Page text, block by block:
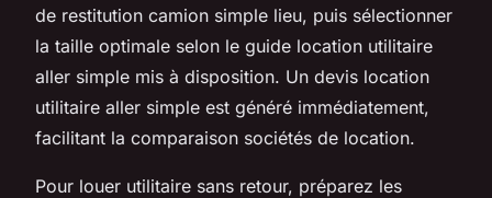
de restitution camion simple lieu, puis sélectionner
la taille optimale selon le guide location utilitaire
aller simple mis à disposition. Un devis location
utilitaire aller simple est généré immédiatement,
facilitant la comparaison sociétés de location.
Pour louer utilitaire sans retour, préparez les